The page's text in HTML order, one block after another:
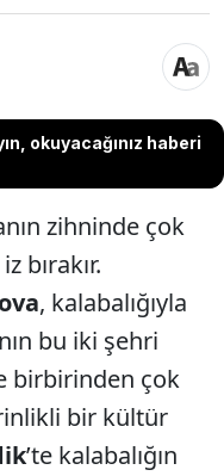
okuyacağınız haberi
zihninde çok
bırakır.
, kalabalığıyla
bu iki şehri
birbirinden çok
bir kültür
’te kalabalığın